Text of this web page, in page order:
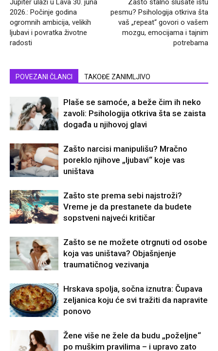
Jupiter ulazi u Lava 30. juna
2026.: Počinje godina
ogromnih ambicija, velikih
ljubavi i povratka životne
radosti
Zašto stalno slušate istu
pesmu? Psihologija otkriva šta
vaš „repeat“ govori o vašem
mozgu, emocijama i tajnim
potrebama
POVEZANI ČLANCI TAKOĐE ZANIMLJIVO
Plaše se samoće, a beže čim ih neko
zavoli: Psihologija otkriva šta se zaista
događa u njihovoj glavi
Zašto narcisi manipulišu? Mračno
poreklo njihove „ljubavi“ koje vas
uništava
Zašto ste prema sebi najstroži?
Vreme je da prestanete da budete
sopstveni najveći kritičar
Zašto se ne možete otrgnuti od osobe
koja vas uništava? Objašnjenje
traumatičnog vezivanja
Hrskava spolja, sočna iznutra: Čupava
zeljanica koju će svi tražiti da napravite
ponovo
Žene više ne žele da budu „poželjne“
po muškim pravilima – i upravo zato